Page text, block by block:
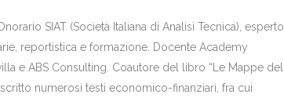
SIAT (Società Italiana di Analisi Tecnica), esperto
reportistica e formazione. Docente Academy
e ABS Consulting. Coautore del libro “Le Mappe del
numerosi testi economico-finanziari, fra cui